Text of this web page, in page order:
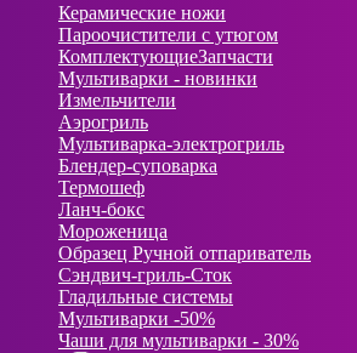
Керамические ножи
Пароочистители с утюгом
КомплектующиеЗапчасти
Мультиварки - новинки
Измельчители
Аэрогриль
Мультиварка-электрогриль
Блендер-суповарка
Термошеф
Ланч-бокс
Мороженица
Образец Ручной отпариватель
Сэндвич-гриль-Сток
Гладильные системы
Мультиварки -50%
Чаши для мультиварки - 30%